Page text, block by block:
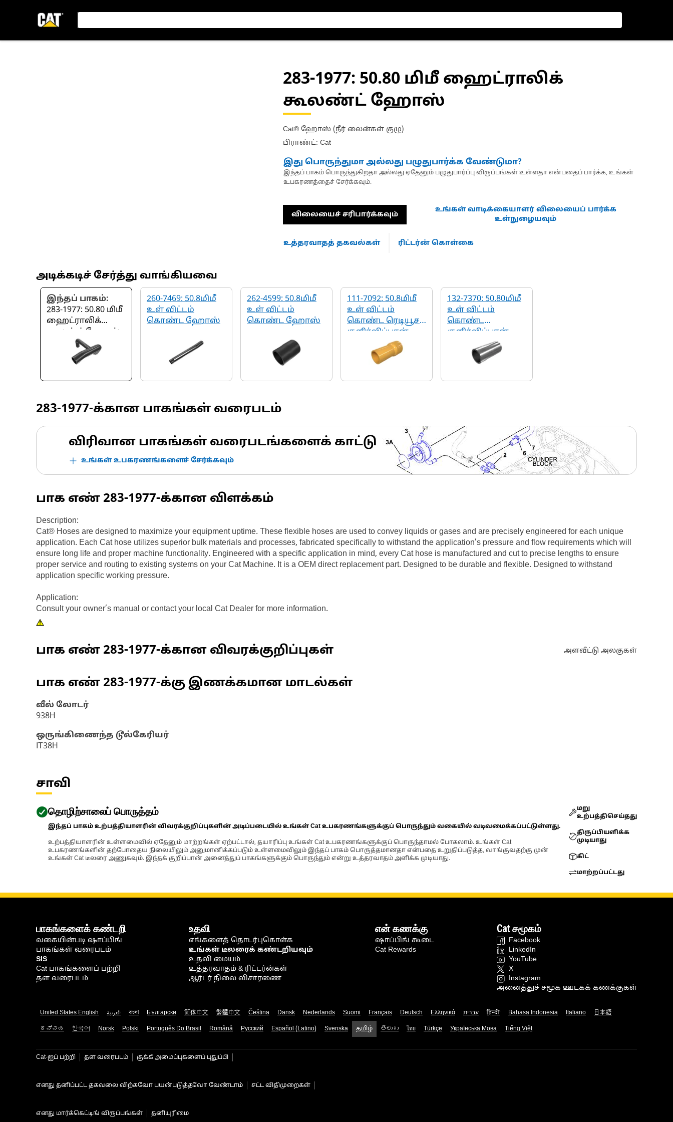
283-1977: 50.80 மிமீ ஹைட்ராலிக்
கூலண்ட் ஹோஸ்
Cat® ஹோஸ் (நீர் லைன்கள் குழு)
பிராண்ட்: Cat
இது பொருந்துமா அல்லது பழுதுபார்க்க வேண்டுமா?
இந்தப் பாகம் பொருந்துகிறதா அல்லது ஏதேனும் பழுதுபார்ப்பு விருப்பங்கள் உள்ளதா என்பதைப் பார்க்க, உங்கள்
உபகரணத்தைச் சேர்க்கவும்.
விலையைச் சரிபார்க்கவும்
உங்கள் வாடிக்கையாளர் விலையைப் பார்க்க
உள்நுழையவும்
உத்தரவாதத் தகவல்கள் ரிட்டர்ன் கொள்கை
அடிக்கடிச் சேர்த்து வாங்கியவை
இந்தப் பாகம்:
283-1977: 50.80 மிமீ
ஹைட்ராலிக்
கூலண்ட் ஹோஸ்
260-7469: 50.8மிமீ
உள் விட்டம்
கொண்ட ஹோஸ்
262-4599: 50.8மிமீ
உள் விட்டம்
கொண்ட ஹோஸ்
111-7092: 50.8மிமீ
உள் விட்டம்
கொண்ட ரெடியூசர்
குளிர்விப்பான்
132-7370: 50.80மிமீ
உள் விட்டம்
கொண்ட
குளிர்விப்பான்
283-1977-க்கான பாகங்கள் வரைபடம்
விரிவான பாகங்கள் வரைபடங்களைக் காட்டு
உங்கள் உபகரணங்களைச் சேர்க்கவும்
பாக எண் 283-1977-க்கான விளக்கம்
Description:
Cat® Hoses are designed to maximize your equipment uptime. These flexible hoses are used to convey liquids or gases and are precisely engineered for each unique
application. Each Cat hose utilizes superior bulk materials and processes, fabricated specifically to withstand the application’s pressure and flow requirements which will
ensure long life and proper machine functionality. Engineered with a specific application in mind, every Cat hose is manufactured and cut to precise lengths to ensure
proper service and routing to existing systems on your Cat Machine. It is a OEM direct replacement part. Designed to be durable and flexible. Designed to withstand
application specific working pressure.
Application:
Consult your owner’s manual or contact your local Cat Dealer for more information.
பாக எண் 283-1977-க்கான விவரக்குறிப்புகள் அளவீட்டு அலகுகள்
பாக எண் 283-1977-க்கு இணக்கமான மாடல்கள்
வீல் லோடர்
938H
ஒருங்கிணைந்த டூல்கேரியர்
IT38H
சாவி
தொழிற்சாலைப் பொருத்தம்
இந்தப் பாகம் உற்பத்தியாளரின் விவரக்குறிப்புகளின் அடிப்படையில் உங்கள் Cat உபகரணங்களுக்குப் பொருந்தும் வகையில் வடிவமைக்கப்பட்டுள்ளது.
உற்பத்தியாளரின் உள்ளமைவில் ஏதேனும் மாற்றங்கள் ஏற்பட்டால், தயாரிப்பு உங்கள் Cat உபகரணங்களுக்குப் பொருந்தாமல் போகலாம். உங்கள் Cat
உபகரணங்களின் தற்போதைய நிலையிலும் அனுமானிக்கப்படும் உள்ளமைவிலும் இந்தப் பாகம் பொருத்தமானதா என்பதை உறுதிப்படுத்த, வாங்குவதற்கு முன்
உங்கள் Cat டீலரை அணுகவும். இந்தக் குறிப்பான் அனைத்துப் பாகங்களுக்கும் பொருந்தும் என்று உத்தரவாதம் அளிக்க முடியாது.
மறு
உற்பத்திசெய்தது
திருப்பியளிக்க
முடியாது
கிட்
மாற்றப்பட்டது
பாகங்களைக் கண்டறி
வகையின்படி ஷாப்பிங்
பாகங்கள் வரைபடம்
SIS
Cat பாகங்களைப் பற்றி
தள வரைபடம்
உதவி
எங்களைத் தொடர்புகொள்க
உங்கள் டீலரைக் கண்டறியவும்
உதவி மையம்
உத்தரவாதம் & ரிட்டர்ன்கள்
ஆர்டர் நிலை விசாரணை
என் கணக்கு
ஷாப்பிங் கூடை
Cat Rewards
Cat சமூகம்
Facebook
LinkedIn
YouTube
X
Instagram
அனைத்துச் சமூக ஊடகக் கணக்குகள்
United States English العربية বাংলা Български 简体中文 繁體中文 Čeština Dansk Nederlands Suomi Français Deutsch Ελληνικά עברית हिन्दी Bahasa Indonesia Italiano 日本語
ಕನ್ನಡ 한국어 Norsk Polski Português Do Brasil Română Русский Español (Latino) Svenska தமிழ் తెలుగు ไทย Türkçe Українська Мова Tiếng Việt
Cat-ஐப் பற்றி தள வரைபடம் குக்கீ அமைப்புகளைப் புதுப்பி
எனது தனிப்பட்ட தகவலை விற்கவோ பயன்படுத்தவோ வேண்டாம் சட்ட விதிமுறைகள்
எனது மார்க்கெட்டிங் விருப்பங்கள் தனியுரிமை